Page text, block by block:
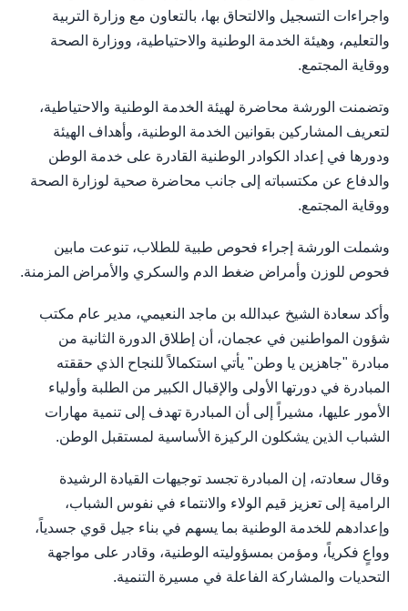
واجراءات التسجيل والالتحاق بها، بالتعاون مع وزارة التربية
والتعليم، وهيئة الخدمة الوطنية والاحتياطية، ووزارة الصحة
ووقاية المجتمع.
وتضمنت الورشة محاضرة لهيئة الخدمة الوطنية والاحتياطية،
لتعريف المشاركين بقوانين الخدمة الوطنية، وأهداف الهيئة
ودورها في إعداد الكوادر الوطنية القادرة على خدمة الوطن
والدفاع عن مكتسباته إلى جانب محاضرة صحية لوزارة الصحة
ووقاية المجتمع.
وشملت الورشة إجراء فحوص طبية للطلاب، تنوعت مابين
فحوص للوزن وأمراض ضغط الدم والسكري والأمراض المزمنة.
وأكد سعادة الشيخ عبدالله بن ماجد النعيمي، مدير عام مكتب
شؤون المواطنين في عجمان، أن إطلاق الدورة الثانية من
مبادرة "جاهزين يا وطن" يأتي استكمالاً للنجاح الذي حققته
المبادرة في دورتها الأولى والإقبال الكبير من الطلبة وأولياء
الأمور عليها، مشيراً إلى أن المبادرة تهدف إلى تنمية مهارات
الشباب الذين يشكلون الركيزة الأساسية لمستقبل الوطن.
وقال سعادته، إن المبادرة تجسد توجيهات القيادة الرشيدة
الرامية إلى تعزيز قيم الولاء والانتماء في نفوس الشباب،
وإعدادهم للخدمة الوطنية بما يسهم في بناء جيل قوي جسدياً،
وواعٍ فكرياً، ومؤمن بمسؤوليته الوطنية، وقادر على مواجهة
التحديات والمشاركة الفاعلة في مسيرة التنمية.